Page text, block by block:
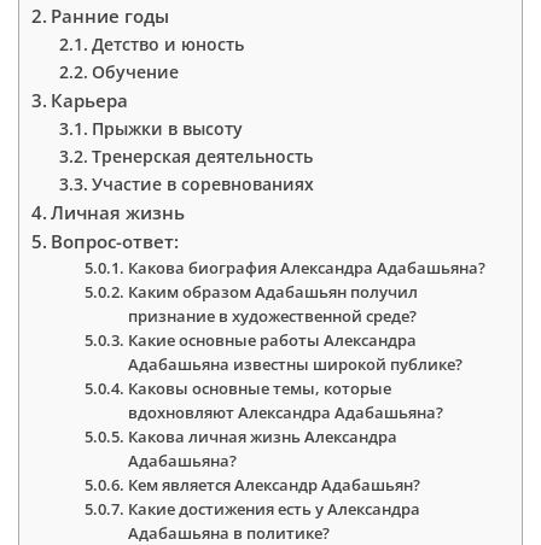
Ранние годы
Детство и юность
Обучение
Карьера
Прыжки в высоту
Тренерская деятельность
Участие в соревнованиях
Личная жизнь
Вопрос-ответ:
Какова биография Александра Адабашьяна?
Каким образом Адабашьян получил
признание в художественной среде?
Какие основные работы Александра
Адабашьяна известны широкой публике?
Каковы основные темы, которые
вдохновляют Александра Адабашьяна?
Какова личная жизнь Александра
Адабашьяна?
Кем является Александр Адабашьян?
Какие достижения есть у Александра
Адабашьяна в политике?